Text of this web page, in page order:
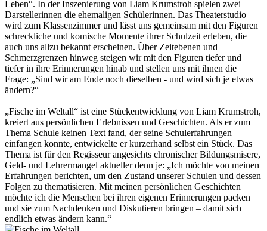
Leben“. In der Inszenierung von Liam Krumstroh spielen zwei
Darstellerinnen die ehemaligen Schülerinnen. Das Theaterstudio
wird zum Klassenzimmer und lässt uns gemeinsam mit den Figuren
schreckliche und komische Momente ihrer Schulzeit erleben, die
auch uns allzu bekannt erscheinen. Über Zeitebenen und
Schmerzgrenzen hinweg steigen wir mit den Figuren tiefer und
tiefer in ihre Erinnerungen hinab und stellen uns mit ihnen die
Frage: „Sind wir am Ende noch dieselben - und wird sich je etwas
ändern?“
„Fische im Weltall“ ist eine Stückentwicklung von Liam Krumstroh,
kreiert aus persönlichen Erlebnissen und Geschichten. Als er zum
Thema Schule keinen Text fand, der seine Schulerfahrungen
einfangen konnte, entwickelte er kurzerhand selbst ein Stück. Das
Thema ist für den Regisseur angesichts chronischer Bildungsmisere,
Geld- und Lehrermangel aktueller denn je: „Ich möchte von meinen
Erfahrungen berichten, um den Zustand unserer Schulen und dessen
Folgen zu thematisieren. Mit meinen persönlichen Geschichten
möchte ich die Menschen bei ihren eigenen Erinnerungen packen
und sie zum Nachdenken und Diskutieren bringen – damit sich
endlich etwas ändern kann.“